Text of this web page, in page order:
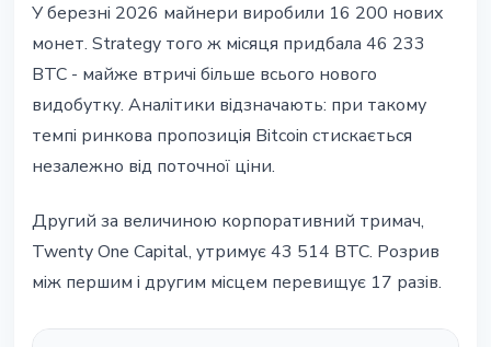
У березні 2026 майнери виробили 16 200 нових
монет. Strategy того ж місяця придбала 46 233
BTC - майже втричі більше всього нового
видобутку. Аналітики відзначають: при такому
темпі ринкова пропозиція Bitcoin стискається
незалежно від поточної ціни.
Другий за величиною корпоративний тримач,
Twenty One Capital, утримує 43 514 BTC. Розрив
між першим і другим місцем перевищує 17 разів.